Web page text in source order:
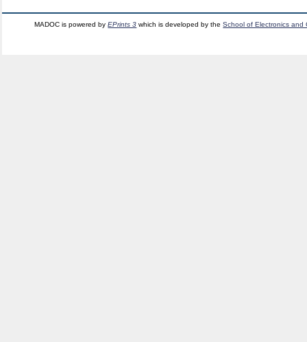
MADOC is powered byEPrints 3 which is developed by theSchool of Electronics and